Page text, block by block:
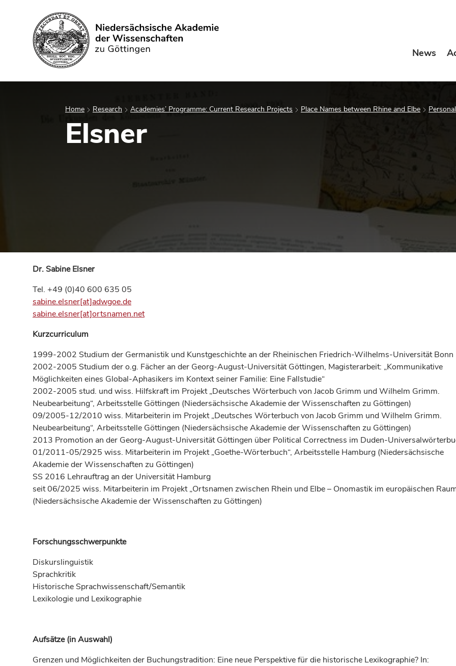
Search News
Home Research Academies’ Programme: Current Research Projects Place Names between Rhine and Elbe Personal
Elsner
Dr. Sabine Elsner
Tel. +49 (0)40 600 635 05
sabine.elsner[at]adwgoe.de
sabine.elsner[at]ortsnamen.net
Kurzcurriculum
1999-2002 Studium der Germanistik und Kunstgeschichte an der Rheinischen Friedrich-Wilhelms-Universität Bonn
2002-2005 Studium der o.g. Fächer an der Georg-August-Universität Göttingen, Magisterarbeit: „Kommunikative
Möglichkeiten eines Global-Aphasikers im Kontext seiner Familie: Eine Fallstudie“
2002-2005 stud. und wiss. Hilfskraft im Projekt „Deutsches Wörterbuch von Jacob Grimm und Wilhelm Grimm.
Neubearbeitung“, Arbeitsstelle Göttingen (Niedersächsische Akademie der Wissenschaften zu Göttingen)
09/2005-12/2010 wiss. Mitarbeiterin im Projekt „Deutsches Wörterbuch von Jacob Grimm und Wilhelm Grimm.
Neubearbeitung“, Arbeitsstelle Göttingen (Niedersächsische Akademie der Wissenschaften zu Göttingen)
2013 Promotion an der Georg-August-Universität Göttingen über Political Correctness im Duden-
01/2011-05/2925 wiss. Mitarbeiterin im Projekt „Goethe-Wörterbuch“, Arbeitsstelle Hamburg (Niedersächsische
Akademie der Wissenschaften zu Göttingen)
SS 2016 Lehrauftrag an der Universität Hamburg
seit 06/2025 wiss. Mitarbeiterin im Projekt „Ortsnamen zwischen Rhein und Elbe – Onomastik im europäischen
(Niedersächsische Akademie der Wissenschaften zu Göttingen)
Forschungsschwerpunkte
Diskurslinguistik
Sprachkritik
Historische Sprachwissenschaft/Semantik
Lexikologie und Lexikographie
Aufsätze (in Auswahl)
Grenzen und Möglichkeiten der Buchungstradition: Eine neue Perspektive für die historische Lexikographie? In: